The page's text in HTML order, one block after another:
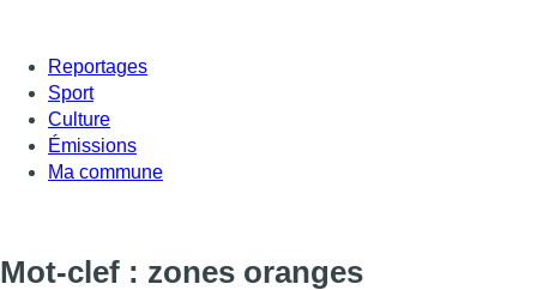
Reportages
Sport
Culture
Émissions
Ma commune
Mot-clef : zones oranges